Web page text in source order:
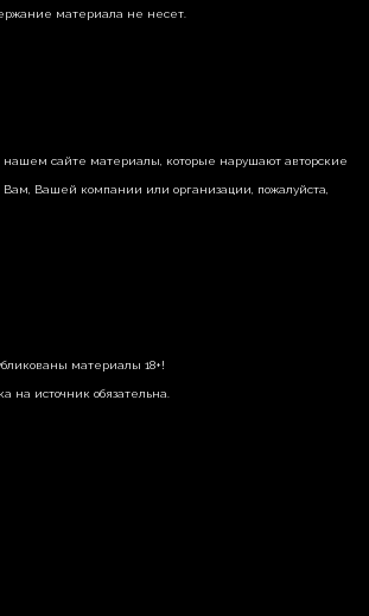
материала не несет.
сайте материалы, которые нарушают авторские
Вашей компании или организации, пожалуйста,
материалы 18+!
на источник обязательна.